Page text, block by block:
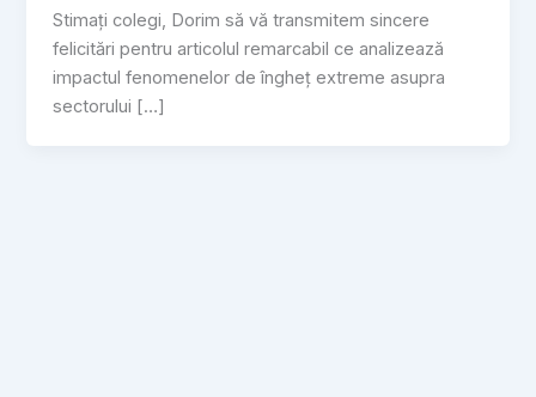
Stimați colegi, Dorim să vă transmitem sincere
felicitări pentru articolul remarcabil ce analizează
impactul fenomenelor de îngheț extreme asupra
sectorului […]